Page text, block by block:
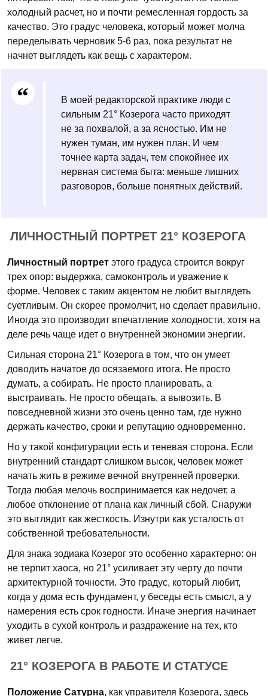
холодный расчет, но и почти ремесленная гордость за
качество. Это градус человека, который может молча
переделывать черновик 5-6 раз, пока результат не
начнет выглядеть как вещь с характером.
В моей редакторской практике люди с
сильным 21° Козерога часто приходят
не за похвалой, а за ясностью. Им не
нужен туман, им нужен план. И чем
точнее карта задач, тем спокойнее их
нервная система быта: меньше лишних
разговоров, больше понятных действий.
ЛИЧНОСТНЫЙ ПОРТРЕТ 21° КОЗЕРОГА
Личностный портрет этого градуса строится вокруг
трех опор: выдержка, самоконтроль и уважение к
форме. Человек с таким акцентом не любит выглядеть
суетливым. Он скорее промолчит, но сделает правильно.
Иногда это производит впечатление холодности, хотя на
деле речь чаще идет о внутренней экономии энергии.
Сильная сторона 21° Козерога в том, что он умеет
доводить начатое до осязаемого итога. Не просто
думать, а собирать. Не просто планировать, а
выстраивать. Не просто обещать, а вывозить. В
повседневной жизни это очень ценно там, где нужно
держать качество, сроки и репутацию одновременно.
Но у такой конфигурации есть и теневая сторона. Если
внутренний стандарт слишком высок, человек может
начать жить в режиме вечной внутренней проверки.
Тогда любая мелочь воспринимается как недочет, а
любое отклонение от плана как личный сбой. Снаружи
это выглядит как жесткость. Изнутри как усталость от
собственной требовательности.
Для знака зодиака Козерог это особенно характерно: он
не терпит хаоса, но 21° усиливает эту черту до почти
архитектурной точности. Это градус, который любит,
когда у дома есть фундамент, у беседы есть смысл, а у
намерения есть срок годности. Иначе энергия начинает
уходить в сухой контроль и раздражение на тех, кто
живет легче.
21° КОЗЕРОГА В РАБОТЕ И СТАТУСЕ
Положение Сатурна, как управителя Козерога, здесь